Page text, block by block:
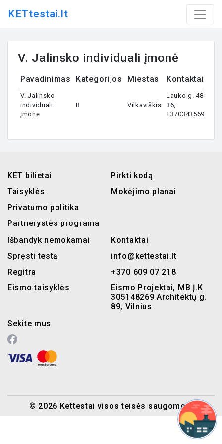
KETtestai.lt
V. Jalinsko individuali įmonė
Pavadinimas Kategorijos Miestas Kontaktai
V. Jalinsko
individuali
įmonė
B Vilkaviškis
Lauko g. 48-
36,
+37034356963
KET bilietai
Taisyklės
Privatumo politika
Partnerystės programa
Pirkti kodą
Mokėjimo planai
Išbandyk nemokamai
Spręsti testą
Regitra
Eismo taisyklės
Sekite mus
Kontaktai
info@kettestai.lt
+370 609 07 218
Eismo Projektai, MB Į.K
305148269 Architektų g.
89, Vilnius
© 2026 Kettestai visos teisės saugomos.